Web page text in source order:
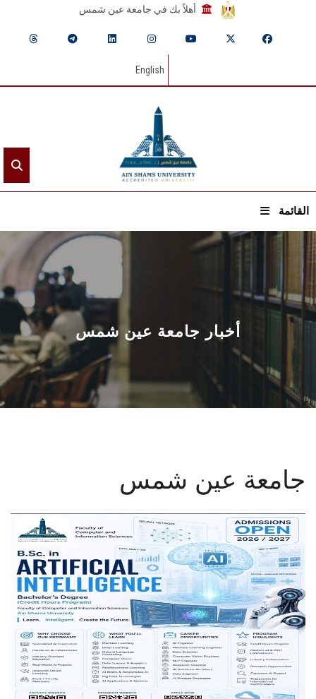
أهلاً بك في جامعة عين شمس
English
القائمة
الرئيسيـة
عن الجامعة
القطاعـات
الشئون الأكاديمية
البحث العلمي
الأنظمة الذكية
الإعلام
تواصل معنا
الطلاب
هيئة التدريس
أخبار جامعة عين شمس
جامعة عين شمس